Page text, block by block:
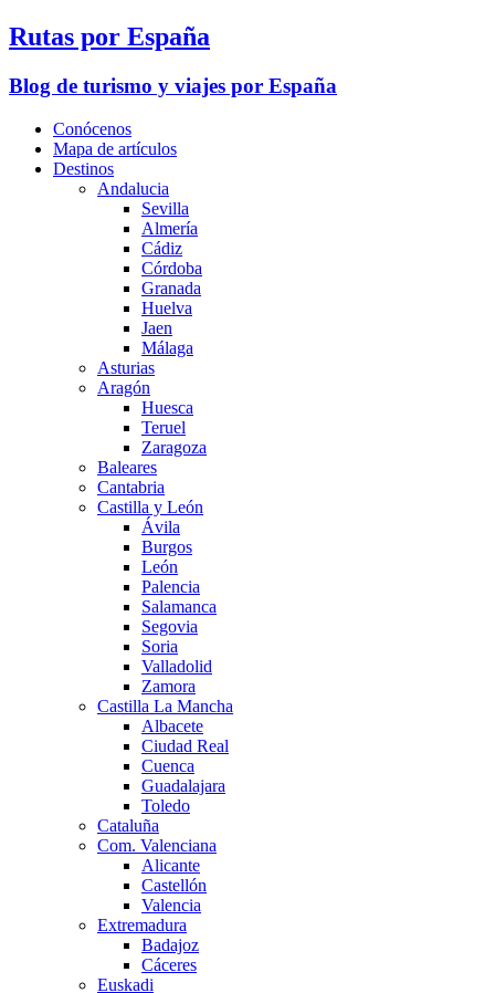
Rutas por España
Blog de turismo y viajes por España
Conócenos
Mapa de artículos
Destinos
Andalucia
Sevilla
Almería
Cádiz
Córdoba
Granada
Huelva
Jaen
Málaga
Asturias
Aragón
Huesca
Teruel
Zaragoza
Baleares
Cantabria
Castilla y León
Ávila
Burgos
León
Palencia
Salamanca
Segovia
Soria
Valladolid
Zamora
Castilla La Mancha
Albacete
Ciudad Real
Cuenca
Guadalajara
Toledo
Cataluña
Com. Valenciana
Alicante
Castellón
Valencia
Extremadura
Badajoz
Cáceres
Euskadi